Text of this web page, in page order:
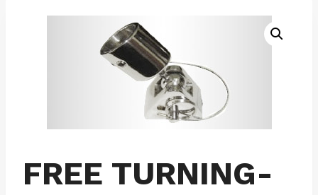
FREE TURNING-